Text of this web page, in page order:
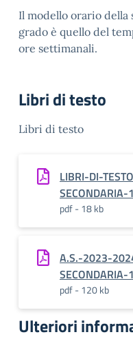
Il modello orario
grado è quello del
ore settimanali.
Libri di testo
Libri di testo
LIBRI-DI-
pdf - 18 kb
A.S.-2023-
pdf - 120 kb
Ulteriori